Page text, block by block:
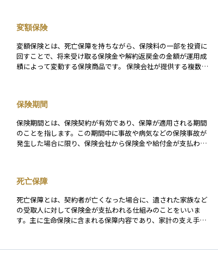
こともあるため、注意が必要です。一方で、長期間契約を続け
た場合には、返戻金が支払った保険料を上回ることもあり、貯
蓄性のある保険商品として活用されることもあります。資産運
用やライフプランを考えるうえで、保険の解約によって現金化
できる金額がいくらになるかを把握しておくことはとても大切
変額保険
変額保険とは、死亡保障を持ちながら、保険料の一部を投資に
回すことで、将来受け取る保険金や解約返戻金の金額が運用成
績によって変動する保険商品です。 保険会社が提供する複数の
あります。保障と資産運用の両方を兼ね備えた商品ですが、元
本保証がない点には注意が必要です。投資初心者の方には、仕
組みを十分に理解したうえで加入することが大切です。
保険期間
保険期間とは、保険契約が有効であり、保障が適用される期間
のことを指します。この期間中に事故や病気などの保険事故が
発生した場合に限り、保険会社から保険金や給付金が支払われ
険など、それぞれの保険商品によって保険期間の長さや更新の
有無が異なるため、自分のライフプランや必要な保障に応じて
選ぶことが大切です。保険期間を正しく理解することで、保障
が必要なときに備えが切れているといった事態を防ぐことがで
きます。
死亡保障
死亡保障とは、契約者が亡くなった場合に、遺された家族など
の受取人に対して保険金が支払われる仕組みのことをいいま
す。主に生命保険に含まれる保障内容であり、家計の支え手が
容によって異なり、定期保険のように一定期間のみ保障される